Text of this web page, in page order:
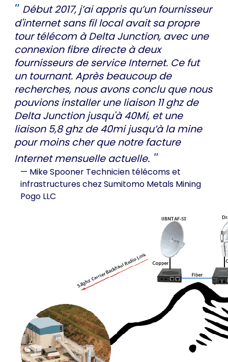
Début 2017, j’ai appris qu’un fournisseur
d'internet sans fil local avait sa propre
tour télécom à Delta Junction, avec une
connexion fibre directe à deux
fournisseurs de service Internet. Ce fut
un tournant. Après beaucoup de
recherches, nous avons conclu que nous
pouvions installer une liaison 11 ghz de
Delta Junction jusqu'à 40Mi, et une
liaison 5,8 ghz de 40mi jusqu’à la mine
pour moins cher que notre facture
Internet mensuelle actuelle.
— Mike Spooner Technicien télécoms et
infrastructures chez Sumitomo Metals Mining
Pogo LLC